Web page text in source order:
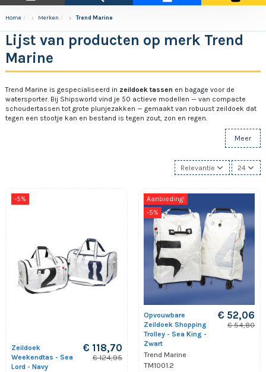
Home Merken Trend Marine
Lijst van producten op merk Trend
Marine
Trend Marine is gespecialiseerd in zeildoek tassen en bagage voor de
watersporter. Bij Shipsworld vind je 50 actieve modellen — van compacte
schoudertassen tot grote plunjezakken — gemaakt van robuust zeildoek dat
tegen een stootje kan en bestand is tegen zout, zon en regen.
Meer
Relevantie 24
-5%
Zeildoek
Weekendtas - Sea
Lord - Navy
€ 118,70
€ 124,95
Aanbieding!
-5%
Opvouwbare
Zeildoek Shopping
Trolley - Sea King -
Zwart
Trend Marine
TM1001.2
€ 52,06
€ 54,80